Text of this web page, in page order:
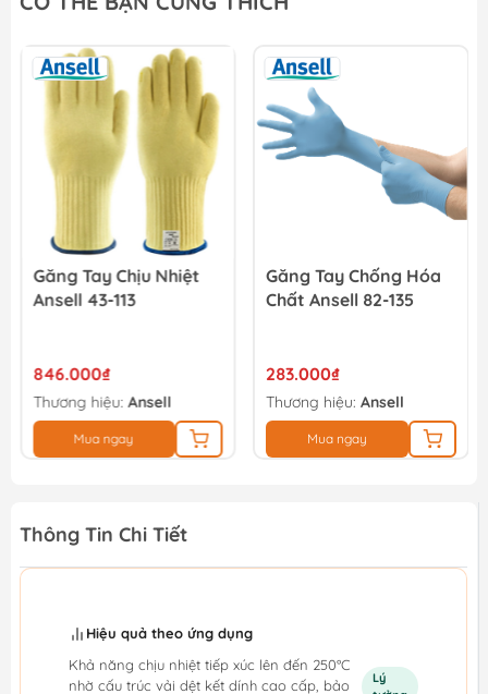
385.000₫
Giày bảo hộ Total TSP202SB.40
385.000₫ 450.000₫
Găng Tay Chịu Nhiệt
Ansell 43-113
846.000₫
Thương hiệu: Ansell
Mua ngay
Găng Tay Chống Hóa
Chất Ansell 82-135
283.000₫
Thương hiệu: Ansell
Mua ngay
Thông Tin Chi Tiết
Hiệu quả theo ứng dụng
Khả năng chịu nhiệt tiếp xúc lên đến 250°C
nhờ cấu trúc vải dệt kết dính cao cấp, bảo
Lý